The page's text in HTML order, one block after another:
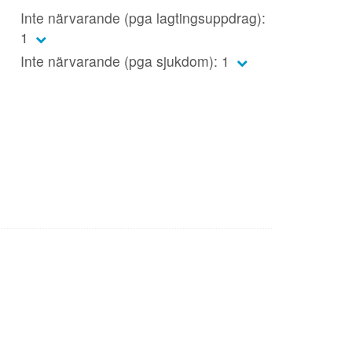
Inte närvarande (pga lagtingsuppdrag):
1
Inte närvarande (pga sjukdom): 1